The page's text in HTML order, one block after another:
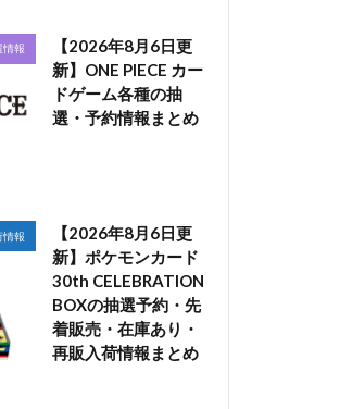
情報
【2026年8月6日更
新】ONE PIECE カー
ドゲーム各種の抽
選・予約情報まとめ
情報
【2026年8月6日更
新】ポケモンカード
30th CELEBRATION
BOXの抽選予約・先
着販売・在庫あり・
再販入荷情報まとめ